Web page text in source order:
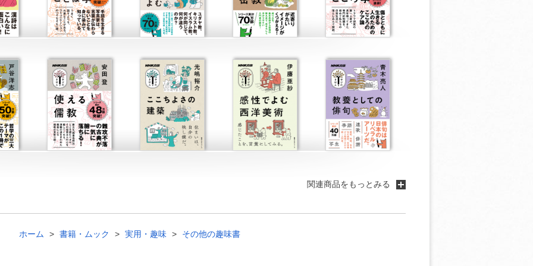
関連商品をもっとみる
ホーム 書籍・ムック 実用・趣味 その他の趣味書